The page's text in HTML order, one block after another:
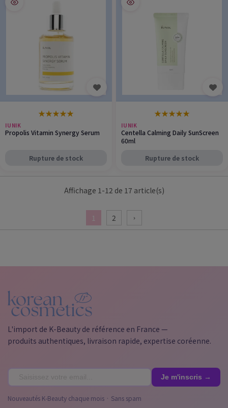
★★★★★
IUNIK
Propolis Vitamin Synergy Serum
Rupture de stock
★★★★★
IUNIK
Centella Calming Daily SunScreen
60ml
Rupture de stock
Affichage 1-12 de 17 article(s)
1 2 chevron_right
L'import de K-Beauty de référence en France —
produits authentiques, livraison rapide, expertise coréenne.
Nouveautés K-Beauty chaque mois · Sans spam